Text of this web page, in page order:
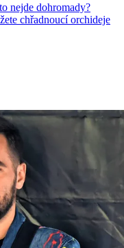
nejde dohromady?
chřadnoucí orchideje